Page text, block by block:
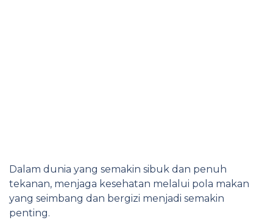
Dalam dunia yang semakin sibuk dan penuh
tekanan, menjaga kesehatan melalui pola makan
yang seimbang dan bergizi menjadi semakin
penting.